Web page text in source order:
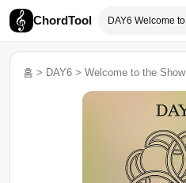
ChordTool
홈 > DAY6 > Welcome to the Show